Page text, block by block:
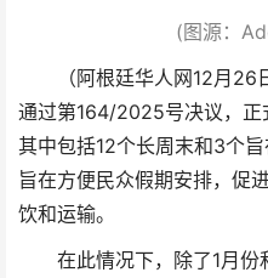
(图源：
（阿根廷华人网12月
通过第164/2025号决议，正
其中包括12个长周末和3个
旨在方便民众假期安排，促
饮和运输。
在此情况下，除了1月
乎每月都有长周末